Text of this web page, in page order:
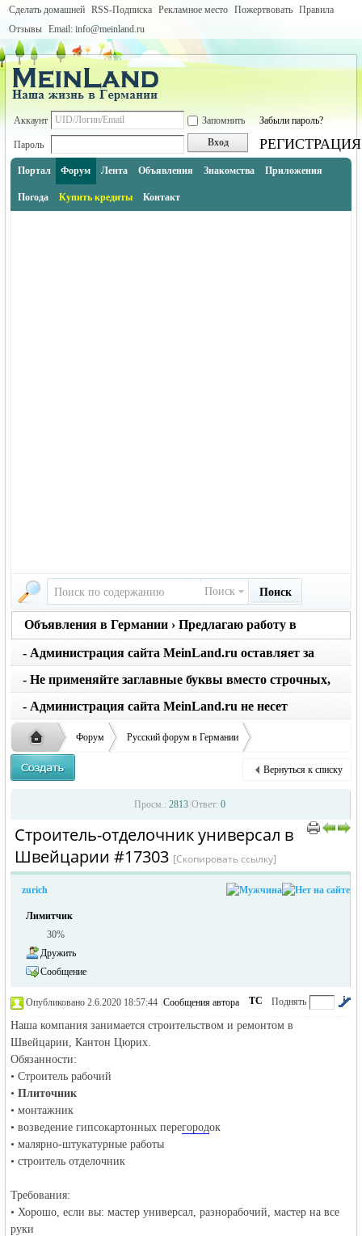
Сделать домашней RSS-Подписка Рекламное место Пожертвовать Правила
Отзывы Email: info@meinland.ru
Аккаунт Запомнить Забыли пароль?
Пароль Вход РЕГИСТРАЦИЯ
Портал Форум Лента Объявления Знакомства Приложения
Погода Купить кредиты Контакт
Поиск Поиск
Объявления в Германии › Предлагаю работу в
Германии
- Администрация сайта MeinLand.ru оставляет за
собой право редактировать объявление, не искажая
его смысл
- Не применяйте заглавные буквы вместо строчных,
последует удаление объявления
- Администрация сайта MeinLand.ru не несет
ответственности за содержание размещенных
объявлений
жизнь и
объявления в
Форум Русский форум в Германии
Объявления в Германии
›
Предлагаю работу в Германии
›
Строитель-отделочник универсал в Швейцарии
Вернуться к списку
Просм.: 2813 Ответ: 0
Строитель-отделочник универсал в
Швейцарии #17303 [Скопировать ссылку]
zurich
Лимитчик
30%
Дружить
Сообщение
Поднять
ТС
Опубликовано 2.6.2020 18:57:44 Сообщения автора
Наша компания занимается строительством и ремонтом в
Швейцарии, Кантон Цюрих.
Обязанности:
• Строитель рабочий
•Плиточник
• монтажник
• возведение гипсокартонных перегородок
• малярно-штукатурные работы
• строитель отделочник
Требования:
• Хорошо, если вы: мастер универсал, разнорабочий, мастер на все
руки